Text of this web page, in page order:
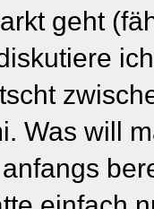
geht
Was will